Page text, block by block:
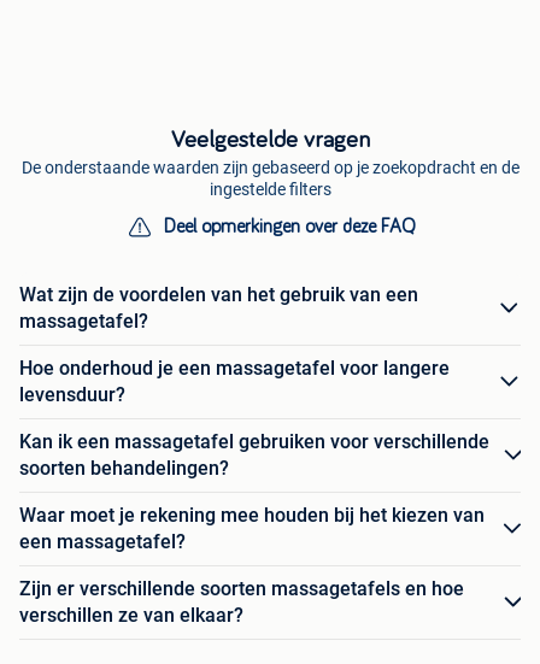
Veelgestelde vragen
De onderstaande waarden zijn gebaseerd op je zoekopdracht en de
ingestelde filters
Deel opmerkingen over deze FAQ
Wat zijn de voordelen van het gebruik van een
massagetafel?
Hoe onderhoud je een massagetafel voor langere
levensduur?
Kan ik een massagetafel gebruiken voor verschillende
soorten behandelingen?
Waar moet je rekening mee houden bij het kiezen van
een massagetafel?
Zijn er verschillende soorten massagetafels en hoe
verschillen ze van elkaar?